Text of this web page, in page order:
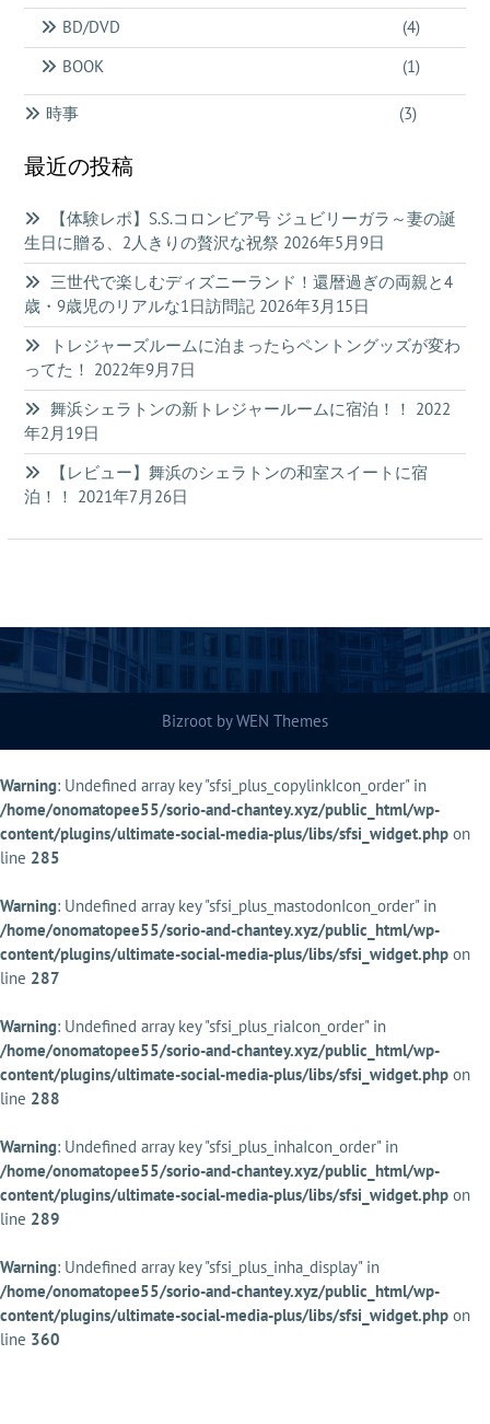
BD/DVD
(4)
BOOK
(1)
時事 (3)
最近の投稿
【体験レポ】S.S.コロンビア号 ジュビリーガラ～妻の誕
生日に贈る、2人きりの贅沢な祝祭 2026年5月9日
三世代で楽しむディズニーランド！還暦過ぎの両親と4
歳・9歳児のリアルな1日訪問記 2026年3月15日
トレジャーズルームに泊まったらペントングッズが変わ
ってた！ 2022年9月7日
舞浜シェラトンの新トレジャールームに宿泊！！ 2022
年2月19日
【レビュー】舞浜のシェラトンの和室スイートに宿
泊！！ 2021年7月26日
Bizroot byWEN Themes
Warning: Undefined array key "sfsi_plus_copylinkIcon_order" in
/home/onomatopee55/sorio-and-chantey.xyz/public_html/wp-
content/plugins/ultimate-social-media-plus/libs/sfsi_widget.php on
line 285
Warning: Undefined array key "sfsi_plus_mastodonIcon_order" in
/home/onomatopee55/sorio-and-chantey.xyz/public_html/wp-
content/plugins/ultimate-social-media-plus/libs/sfsi_widget.php on
line 287
Warning: Undefined array key "sfsi_plus_riaIcon_order" in
/home/onomatopee55/sorio-and-chantey.xyz/public_html/wp-
content/plugins/ultimate-social-media-plus/libs/sfsi_widget.php on
line 288
Warning: Undefined array key "sfsi_plus_inhaIcon_order" in
/home/onomatopee55/sorio-and-chantey.xyz/public_html/wp-
content/plugins/ultimate-social-media-plus/libs/sfsi_widget.php on
line 289
Warning: Undefined array key "sfsi_plus_inha_display" in
/home/onomatopee55/sorio-and-chantey.xyz/public_html/wp-
content/plugins/ultimate-social-media-plus/libs/sfsi_widget.php on
line 360